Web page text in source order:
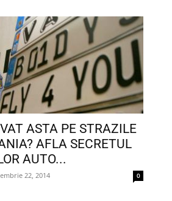
ASTA PE STRAZILE
AFLA SECRETUL
AUTO...
22, 2014 0